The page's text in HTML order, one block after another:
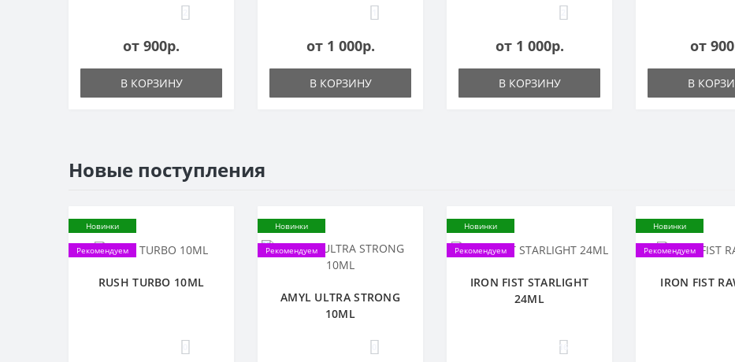
от 900р.
В КОРЗИНУ
от 1 000р.
В КОРЗИНУ
от 1 000р.
В КОРЗИНУ
от
В
Новые поступления
Новинки
Рекомендуем
RUSH TURBO 10ML
Новинки
Рекомендуем
AMYL ULTRA STRONG
10ML
Новинки
Рекомендуем
IRON FIST STARLIGHT
24ML
16
Новинки
Рекомендуем
IRON FIST